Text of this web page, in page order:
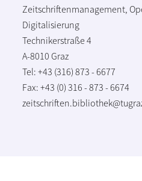
Zeitschriftenmanagement,
Digitalisierung
Technikerstraße 4
A-8010 Graz
Tel: +43 (316) 873 - 6677
Fax: +43 (0) 316 - 873 - 6674